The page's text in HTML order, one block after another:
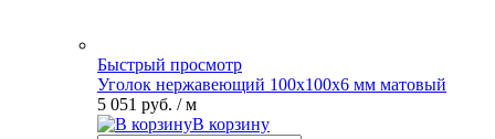
Быстрый просмотр
Уголок нержавеющий 100х100х6 мм матовый
5 051 руб. / м
В корзину